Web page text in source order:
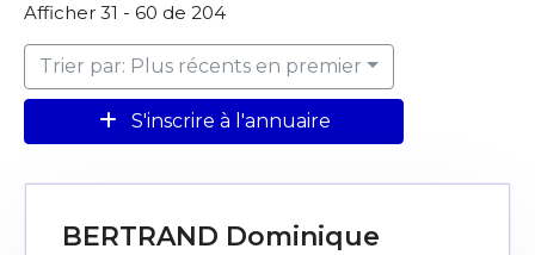
Afficher 31 - 60 de 204
Trier par: Plus récents en premier
S'inscrire à l'annuaire
BERTRAND Dominique